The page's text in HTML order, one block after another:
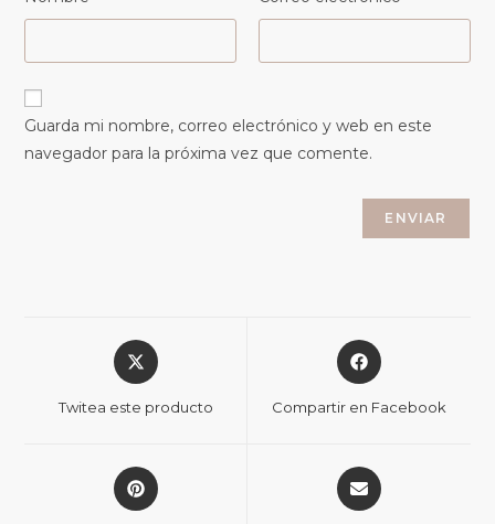
Guarda mi nombre, correo electrónico y web en este
navegador para la próxima vez que comente.
Twitea este producto Compartir en Facebook